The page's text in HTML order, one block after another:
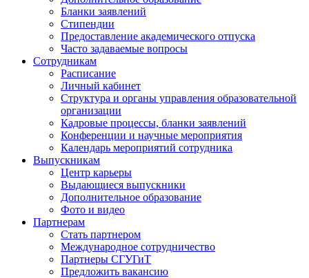
Бланки заявлений
Стипендии
Предоставление академического отпуска
Часто задаваемые вопросы
Сотрудникам
Расписание
Личный кабинет
Структура и органы управления образовательной
организации
Кадровые процессы, бланки заявлений
Конференции и научные мероприятия
Календарь мероприятий сотрудника
Выпускникам
Центр карьеры
Выдающиеся выпускники
Дополнительное образование
Фото и видео
Партнерам
Стать партнером
Международное сотрудничество
Партнеры СГУГиТ
Предложить вакансию